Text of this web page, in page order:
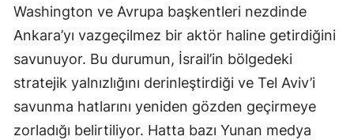
Washington ve Avrupa başkentleri nezdinde
Ankara’yı vazgeçilmez bir aktör haline getirdiğini
savunuyor. Bu durumun, İsrail’in bölgedeki
stratejik yalnızlığını derinleştirdiği ve Tel Aviv’i
savunma hatlarını yeniden gözden geçirmeye
zorladığı belirtiliyor. Hatta bazı Yunan medya